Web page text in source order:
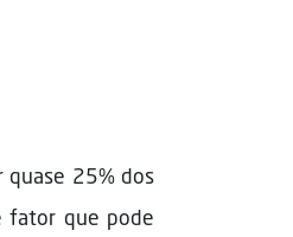
quase 25% dos
fator que pode